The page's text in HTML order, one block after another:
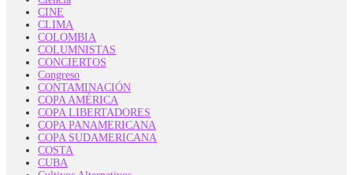
CINE
CLIMA
COLOMBIA
COLUMNISTAS
CONCIERTOS
Congreso
CONTAMINACIÓN
COPA AMÉRICA
COPA LIBERTADORES
COPA PANAMERICANA
COPA SUDAMERICANA
COSTA
CUBA